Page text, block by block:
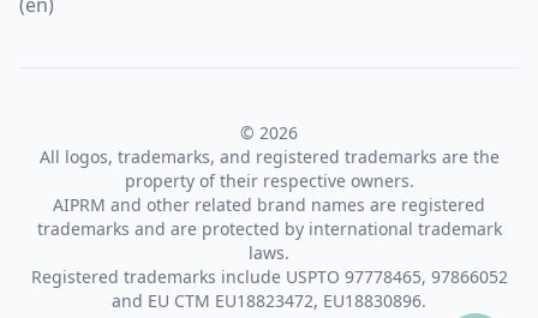
© 2026
All logos, trademarks, and registered trademarks are the
property of their respective owners.
AIPRM and other related brand names are registered
trademarks and are protected by international trademark
laws.
Registered trademarks include USPTO 97778465, 97866052
and EU CTM EU18823472, EU18830896.